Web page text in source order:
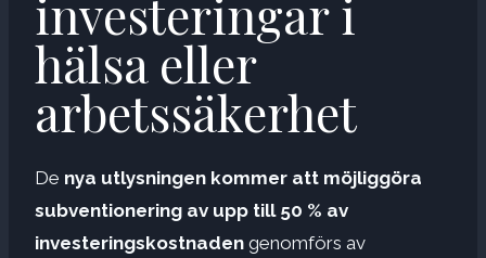
investeringar i
hälsa eller
arbetssäkerhet
De nya utlysningen kommer att möjliggöra
subventionering av upp till 50 % av
investeringskostnaden genomförs av